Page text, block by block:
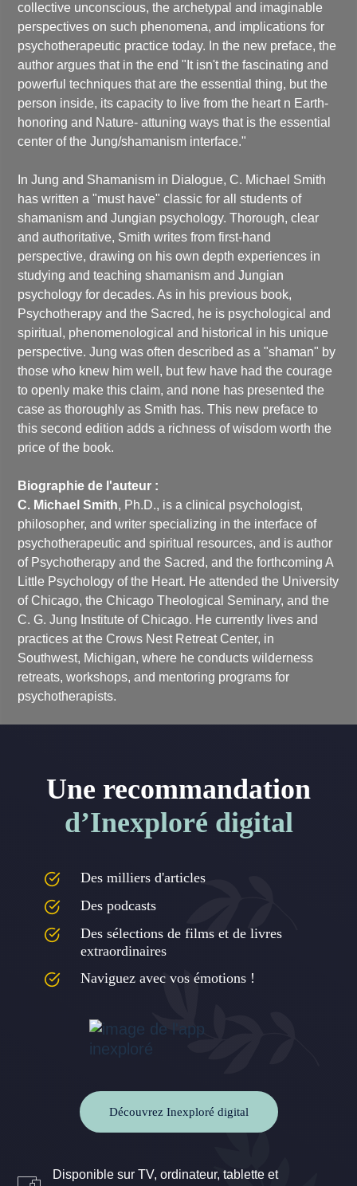
collective unconscious, the archetypal and imaginable
perspectives on such phenomena, and implications for
psychotherapeutic practice today. In the new preface, the
author argues that in the end "It isn't the fascinating and
powerful techniques that are the essential thing, but the
person inside, its capacity to live from the heart n Earth-
honoring and Nature- attuning ways that is the essential
center of the Jung/shamanism interface."
In Jung and Shamanism in Dialogue, C. Michael Smith
has written a "must have" classic for all students of
shamanism and Jungian psychology. Thorough, clear
and authoritative, Smith writes from first-hand
perspective, drawing on his own depth experiences in
studying and teaching shamanism and Jungian
psychology for decades. As in his previous book,
Psychotherapy and the Sacred, he is psychological and
spiritual, phenomenological and historical in his unique
perspective. Jung was often described as a "shaman" by
those who knew him well, but few have had the courage
to openly make this claim, and none has presented the
case as thoroughly as Smith has. This new preface to
this second edition adds a richness of wisdom worth the
price of the book.
Biographie de l'auteur :
C. Michael Smith, Ph.D., is a clinical psychologist,
philosopher, and writer specializing in the interface of
psychotherapeutic and spiritual resources, and is author
of Psychotherapy and the Sacred, and the forthcoming A
Little Psychology of the Heart. He attended the University
of Chicago, the Chicago Theological Seminary, and the
C. G. Jung Institute of Chicago. He currently lives and
practices at the Crows Nest Retreat Center, in
Southwest, Michigan, where he conducts wilderness
retreats, workshops, and mentoring programs for
psychotherapists.
Une recommandation
d’Inexploré digital
Des milliers d'articles
Des podcasts
Des sélections de films et de livres
extraordinaires
Naviguez avec vos émotions !
Découvrez Inexploré digital
Disponible sur TV, ordinateur, tablette et